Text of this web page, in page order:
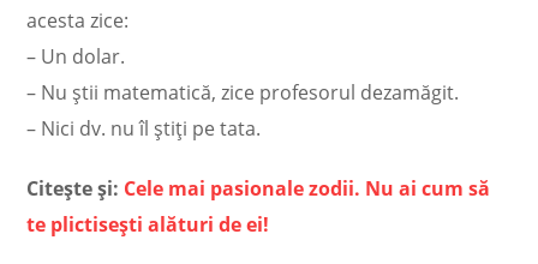
acesta zice:
– Un dolar.
– Nu ştii matematică, zice profesorul dezamăgit.
– Nici dv. nu îl ştiţi pe tata.
Citește și: Cele mai pasionale zodii. Nu ai cum să
te plictiseşti alături de ei!